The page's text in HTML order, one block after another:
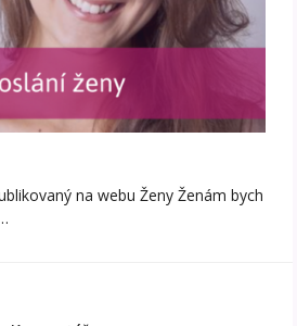
na webu Ženy Ženám bych